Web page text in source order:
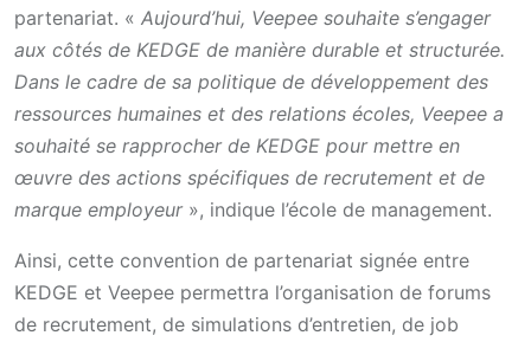
partenariat. « Aujourd’hui, Veepee souhaite s’engager
aux côtés de KEDGE de manière durable et structurée.
Dans le cadre de sa politique de développement des
ressources humaines et des relations écoles, Veepee a
souhaité se rapprocher de KEDGE pour mettre en
œuvre des actions spécifiques de recrutement et de
marque employeur», indique l’école de management.
Ainsi, cette convention de partenariat signée entre
KEDGE et Veepee permettra l’organisation de forums
de recrutement, de simulations d’entretien, de job